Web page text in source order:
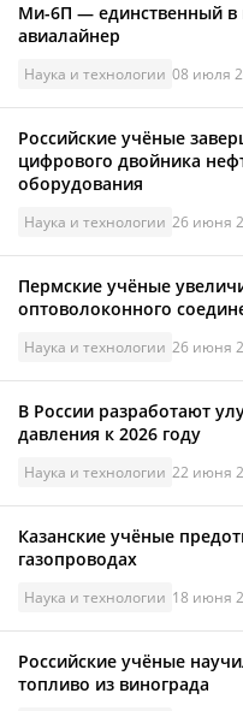
Ми-6П — единственный
авиалайнер
Наука и технологии 08 июля
Российские учёные
цифрового двойника
оборудования
Наука и технологии 26 июня
Пермские учёные
оптоволоконного
Наука и технологии 26 июня
В России разработают
давления к 2026 году
Наука и технологии 22 июня
Казанские учёные
газопроводах
Наука и технологии 18 июня
Российские учёные
топливо из винограда